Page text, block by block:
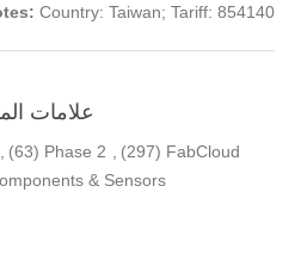
Country: Taiwan; Tariff: 854140
علامات
FabCloud
(297)
Phase 2
(63)
& Sensors